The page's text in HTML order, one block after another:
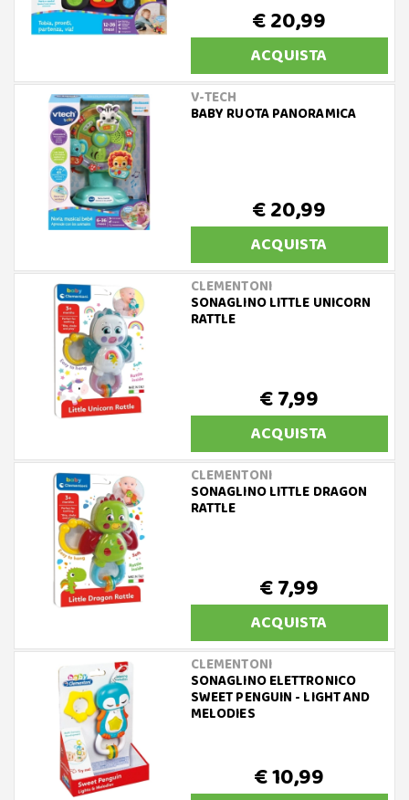
€ 20,99
ACQUISTA
V-TECH
BABY RUOTA PANORAMICA
€ 20,99
ACQUISTA
CLEMENTONI
SONAGLINO LITTLE UNICORN
RATTLE
€ 7,99
ACQUISTA
CLEMENTONI
SONAGLINO LITTLE DRAGON
RATTLE
€ 7,99
ACQUISTA
CLEMENTONI
SONAGLINO ELETTRONICO
SWEET PENGUIN - LIGHT AND
MELODIES
€ 10,99